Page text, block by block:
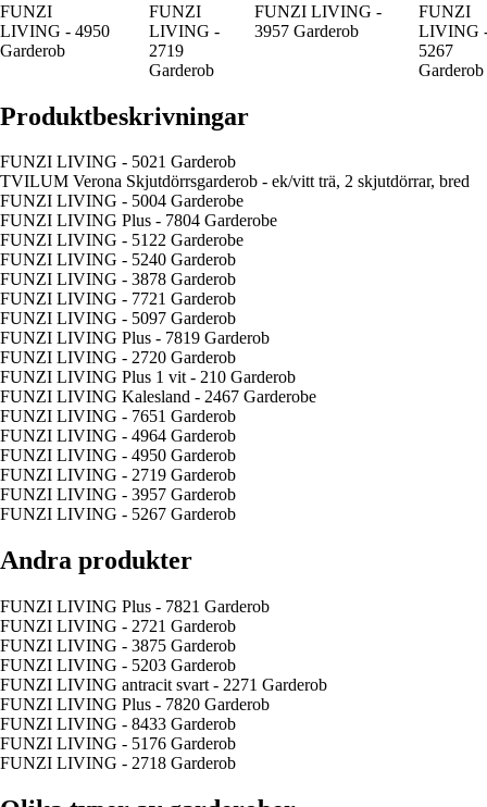
FUNZI
LIVING - 4950
Garderob
FUNZI
LIVING -
2719
Garderob
FUNZI LIVING -
3957 Garderob
FUNZI
LIVING
5267
Garderob
Produktbeskrivningar
FUNZI LIVING - 5021 Garderob
TVILUM Verona Skjutdörrsgarderob - ek/vitt trä, 2 skjutdörrar, bred
FUNZI LIVING - 5004 Garderobe
FUNZI LIVING Plus - 7804 Garderobe
FUNZI LIVING - 5122 Garderobe
FUNZI LIVING - 5240 Garderob
FUNZI LIVING - 3878 Garderob
FUNZI LIVING - 7721 Garderob
FUNZI LIVING - 5097 Garderob
FUNZI LIVING Plus - 7819 Garderob
FUNZI LIVING - 2720 Garderob
FUNZI LIVING Plus 1 vit - 210 Garderob
FUNZI LIVING Kalesland - 2467 Garderobe
FUNZI LIVING - 7651 Garderob
FUNZI LIVING - 4964 Garderob
FUNZI LIVING - 4950 Garderob
FUNZI LIVING - 2719 Garderob
FUNZI LIVING - 3957 Garderob
FUNZI LIVING - 5267 Garderob
Andra produkter
FUNZI LIVING Plus - 7821 Garderob
FUNZI LIVING - 2721 Garderob
FUNZI LIVING - 3875 Garderob
FUNZI LIVING - 5203 Garderob
FUNZI LIVING antracit svart - 2271 Garderob
FUNZI LIVING Plus - 7820 Garderob
FUNZI LIVING - 8433 Garderob
FUNZI LIVING - 5176 Garderob
FUNZI LIVING - 2718 Garderob